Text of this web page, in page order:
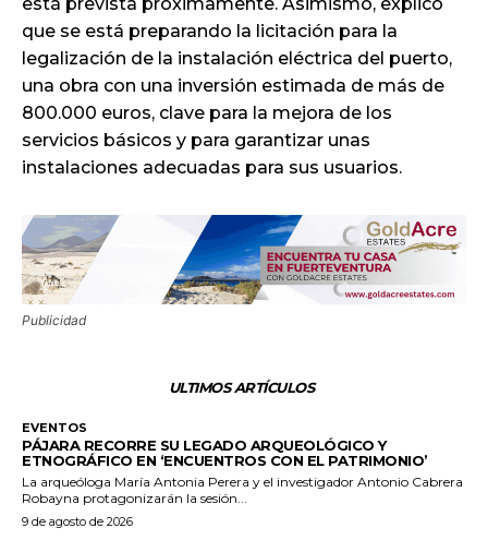
que se está preparando la licitación para la
legalización de la instalación eléctrica del puerto,
una obra con una inversión estimada de más de
800.000 euros, clave para la mejora de los
servicios básicos y para garantizar unas
instalaciones adecuadas para sus usuarios.
Publicidad
ULTIMOS ARTÍCULOS
EVENTOS
PÁJARA RECORRE SU LEGADO ARQUEOLÓGICO Y
ETNOGRÁFICO EN ‘ENCUENTROS CON EL PATRIMONIO’
La arqueóloga María Antonia Perera y el investigador Antonio Cabrera
Robayna protagonizarán la sesión...
9 de agosto de 2026